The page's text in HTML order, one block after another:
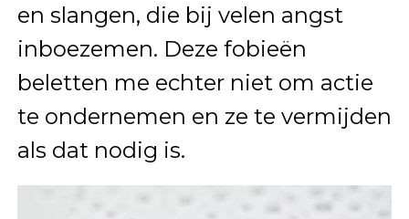
en slangen, die bij velen angst
inboezemen. Deze fobieën
beletten me echter niet om actie
te ondernemen en ze te vermijden
als dat nodig is.